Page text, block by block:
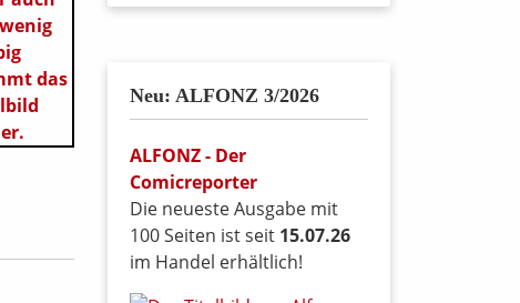
Neu: ALFONZ 3/2026
ALFONZ - Der
Comicreporter
Die neueste Ausgabe mit
100 Seiten ist seit 15.07.26
im Handel erhältlich!